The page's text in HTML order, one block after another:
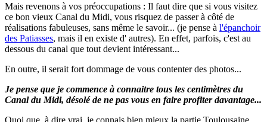
Mais revenons à vos préoccupations : Il faut dire que si vous visitez
ce bon vieux Canal du Midi, vous risquez de passer à côté de
réalisations fabuleuses, sans même le savoir... (je pense à l'épanchoir
des Patiasses, mais il en existe d' autres). En effet, parfois, c'est au
dessous du canal que tout devient intéressant...
En outre, il serait fort dommage de vous contenter des photos...
Je pense que je commence à connaitre tous les centimètres du
Canal du Midi, désolé de ne pas vous en faire profiter davantage...
Quoi que, à dire vrai, je connais bien mieux la partie Toulousaine,